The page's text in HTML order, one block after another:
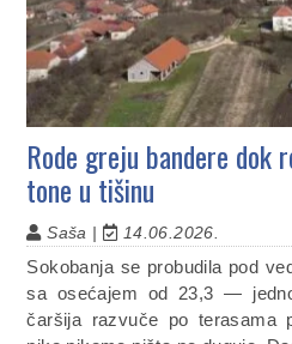
Rode greju bandere dok
tone u tišinu
Saša | 14.06.2026.
Sokobanja se probudila pod
sa osećajem od 23,3 —
čaršija razvuče po terasama